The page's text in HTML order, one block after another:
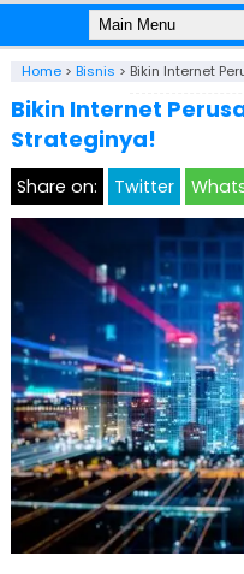
Home> Bisnis > Bikin Internet
Bikin Internet
Strateginya!
Share on: Twitter